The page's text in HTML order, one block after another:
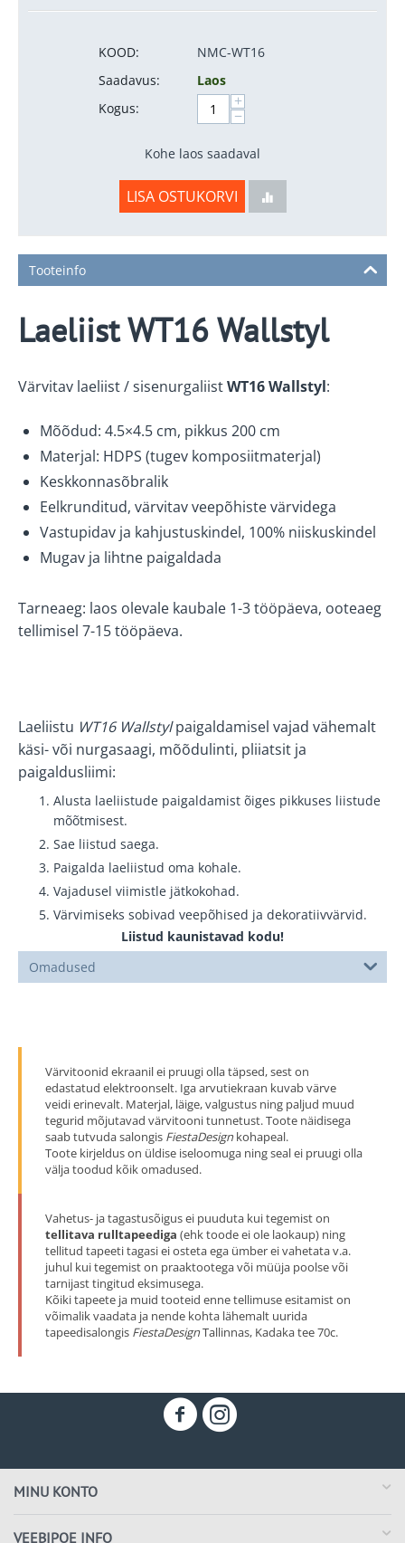
KOOD:
NMC-WT16
Saadavus:
Laos
Kogus:
+
−
Kohe laos saadaval
LISA OSTUKORVI
Tooteinfo
Laeliist WT16 Wallstyl
Värvitav laeliist / sisenurgaliistWT16Wallstyl:
Mõõdud: 4.5×4.5 cm, pikkus 200 cm
Materjal: HDPS (tugev komposiitmaterjal)
Keskkonnasõbralik
Eelkrunditud, värvitav veepõhiste värvidega
Vastupidav ja kahjustuskindel, 100% niiskuskindel
Mugav ja lihtne paigaldada
Tarneaeg: laos olevale kaubale 1-3 tööpäeva, ooteaeg
tellimisel 7-15 tööpäeva.
Laeliistu WT16 Wallstylpaigaldamisel vajad vähemalt
käsi- või nurgasaagi, mõõdulinti, pliiatsit ja
paigaldusliimi:
Alusta laeliistude paigaldamist õiges pikkuses liistude
mõõtmisest.
Sae liistud saega.
Paigalda laeliistud oma kohale.
Vajadusel viimistle jätkokohad.
Värvimiseks sobivad veepõhised ja dekoratiivvärvid.
Liistud kaunistavad kodu!
Omadused
Värvitoonid ekraanil ei pruugi olla täpsed, sest on
edastatud elektroonselt. Iga arvutiekraan kuvab värve
veidi erinevalt. Materjal, läige, valgustus ning paljud muud
tegurid mõjutavad värvitooni tunnetust. Toote näidisega
saab tutvuda salongis FiestaDesignkohapeal.
Toote kirjeldus on üldise iseloomuga ning seal ei pruugi olla
välja toodud kõik omadused.
Vahetus- ja tagastusõigus ei puuduta kui tegemist on
tellitava rulltapeediga (ehk toode ei ole laokaup) ning
tellitud tapeeti tagasi ei osteta ega ümber ei vahetata v.a.
juhul kui tegemist on praaktootega või müüja poolse või
tarnijast tingitud eksimusega.
Kõiki tapeete ja muid tooteid enne tellimuse esitamist on
võimalik vaadata ja nende kohta lähemalt uurida
tapeedisalongis FiestaDesignTallinnas, Kadaka tee 70c.
MINU KONTO
VEEBIPOE INFO